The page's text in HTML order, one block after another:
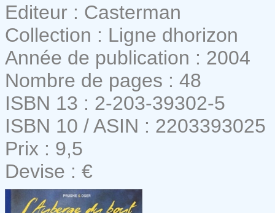
Editeur : Casterman
Collection : Ligne dhorizon
Année de publication : 2004
Nombre de pages : 48
ISBN 13 : 2-203-39302-5
ISBN 10 / ASIN : 2203393025
Prix : 9,5
Devise : €